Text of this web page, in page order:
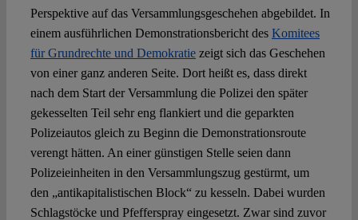
Perspektive auf das Versammlungsgeschehen abgebildet. In
einem ausführlichen Demonstrationsbericht des Komitees
für Grundrechte und Demokratiezeigt sich das Geschehen
von einer ganz anderen Seite. Dort heißt es, dass direkt
nach dem Start der Versammlung die Polizei den später
gekesselten Teil sehr eng flankiert und die geparkten
Polizeiautos gleich zu Beginn die Demonstrationsroute
verengt hätten. An einer günstigen Stelle seien dann
Polizeieinheiten in den Versammlungszug gestürmt, um
den „antikapitalistischen Block“ zu kesseln. Dabei wurden
Schlagstöcke und Pfefferspray eingesetzt. Zwar sind zuvor